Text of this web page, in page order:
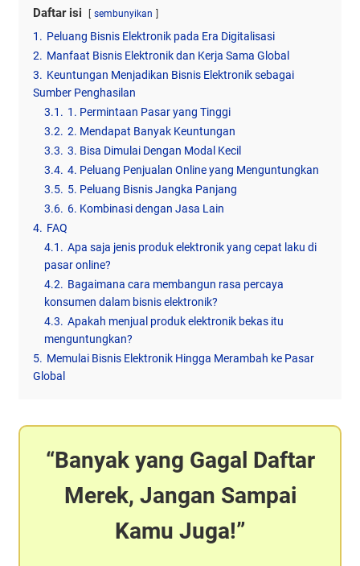
Daftar isi sembunyikan
1. Peluang Bisnis Elektronik pada Era Digitalisasi
2. Manfaat Bisnis Elektronik dan Kerja Sama Global
3. Keuntungan Menjadikan Bisnis Elektronik sebagai
Sumber Penghasilan
3.1. 1. Permintaan Pasar yang Tinggi
3.2. 2. Mendapat Banyak Keuntungan
3.3. 3. Bisa Dimulai Dengan Modal Kecil
3.4. 4. Peluang Penjualan Online yang Menguntungkan
3.5. 5. Peluang Bisnis Jangka Panjang
3.6. 6. Kombinasi dengan Jasa Lain
4. FAQ
4.1. Apa saja jenis produk elektronik yang cepat laku di
pasar online?
4.2. Bagaimana cara membangun rasa percaya
konsumen dalam bisnis elektronik?
4.3. Apakah menjual produk elektronik bekas itu
menguntungkan?
5. Memulai Bisnis Elektronik Hingga Merambah ke Pasar
Global
Banyak yang Gagal Daftar
Merek, Jangan Sampai
Kamu Juga!